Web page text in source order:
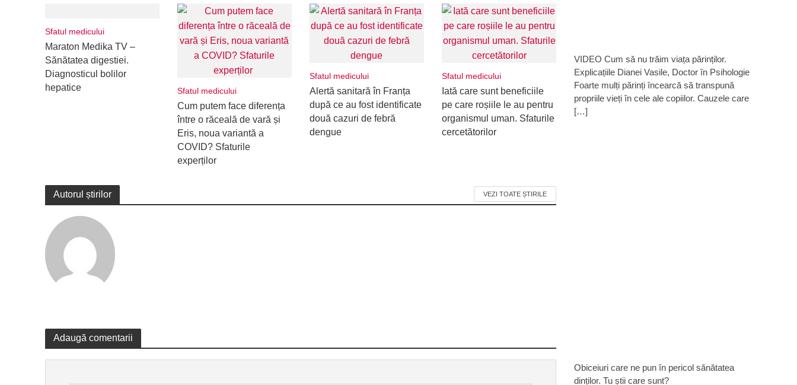
Sfatul medicului
Maraton Medika TV –
Sănătatea digestiei.
Diagnosticul bolilor
hepatice
Sfatul medicului
Cum putem face diferența
între o răceală de vară și
Eris, noua variantă a
COVID? Sfaturile
experților
Sfatul medicului
Alertă sanitară în Franța
după ce au fost identificate
două cazuri de febră
dengue
Sfatul medicului
Iată care sunt beneficiile
pe care roșiile le au pentru
organismul uman. Sfaturile
cercetătorilor
Autorul știrilor VEZI TOATE ȘTIRILE
Adaugă comentarii
VIDEO Cum să nu trăim viața părinților.
Explicațiile Dianei Vasile, Doctor în Psihologie
Foarte mulți părinți încearcă să transpună
propriile vieți în cele ale copiilor. Cauzele care
[…]
Obiceiuri care ne pun în pericol sănătatea
dinților. Tu știi care sunt?